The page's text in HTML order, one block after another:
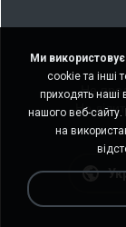
Не
Не
Ми
cookie та інші
приходять наші
нашого веб-
на